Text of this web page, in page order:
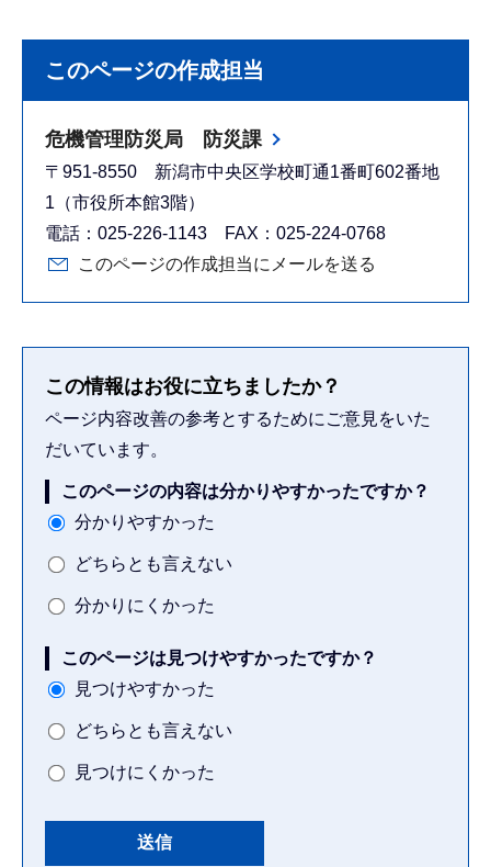
このページの作成担当
危機管理防災局 防災課
〒951-8550 新潟市中央区学校町通1番町602番地
1（市役所本館3階）
電話：025-226-1143 FAX：025-224-0768
このページの作成担当にメールを送る
この情報はお役に立ちましたか？
ページ内容改善の参考とするためにご意見をいた
だいています。
このページの内容は分かりやすかったですか？
分かりやすかった
どちらとも言えない
分かりにくかった
このページは見つけやすかったですか？
見つけやすかった
どちらとも言えない
見つけにくかった